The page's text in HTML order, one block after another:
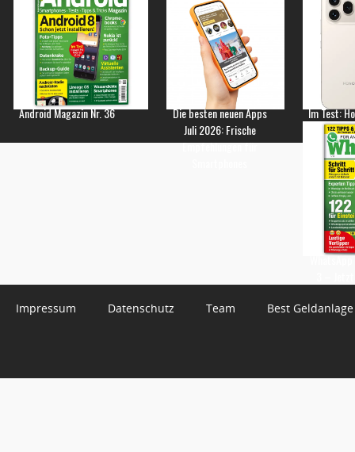
Android Magazin Nr. 36
Die besten neuen Apps
Juli 2026: Frische
Empfehlungen für
Im Test:
Impressum Datenschutz Team Best Geldanlage